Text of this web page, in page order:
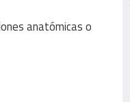
anatómicas o